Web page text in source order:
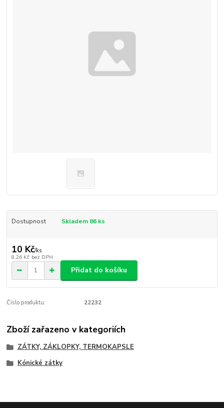
Dostupnost Skladem 86 ks
10 Kč/ks
8,26 Kč bez DPH
Přidat do košíku
Číslo produktu: 22232
Zboží zařazeno v kategoriích
ZÁTKY, ZÁKLOPKY, TERMOKAPSLE
Kónické zátky